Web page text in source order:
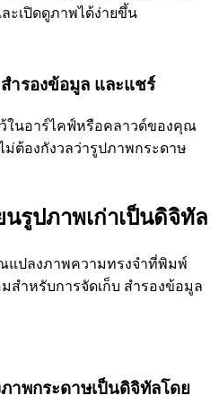
ะเปิดดูภาพได้ง่ายขึ้น
ำรองข้อมูล และแชร์
ในอาร์ไคฟ์หรือคลาวด์ของคุณ
ต้องกังวลว่ารูปภาพกระดาษ
นรูปภาพเก่าเป็นดิจิทัล
แปลงภาพความทรงจำที่พิมพ์
สำหรับการจัดเก็บ สำรองข้อมูล
าพกระดาษเป็นดิจิทัลโดย